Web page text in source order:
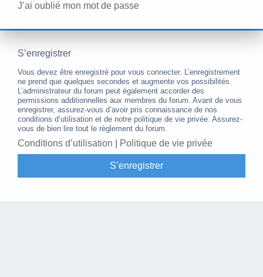
J’ai oublié mon mot de passe
S’enregistrer
Vous devez être enregistré pour vous connecter. L’enregistrement
ne prend que quelques secondes et augmente vos possibilités.
L’administrateur du forum peut également accorder des
permissions additionnelles aux membres du forum. Avant de vous
enregistrer, assurez-vous d’avoir pris connaissance de nos
conditions d’utilisation et de notre politique de vie privée. Assurez-
vous de bien lire tout le règlement du forum.
Conditions d’utilisation Politique de vie privée
S’enregistrer